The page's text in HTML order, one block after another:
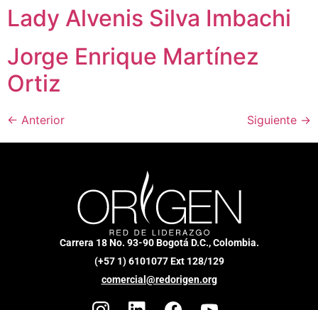
Lady Alvenis Silva Imbachi
Jorge Enrique Martínez
Ortiz
← Anterior Siguiente →
Carrera 18 No. 93-90 Bogotá D.C., Colombia.
(+57 1) 6101077 Ext 128/129
comercial@redorigen.org